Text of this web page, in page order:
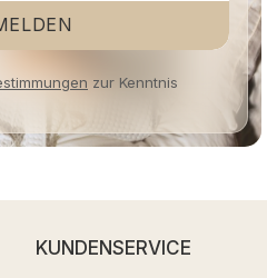
zur Kenntnis
KUNDENSERVICE